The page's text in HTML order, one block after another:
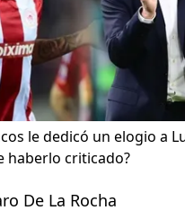
le dedicó un elogio a
haberlo criticado?
De La Rocha